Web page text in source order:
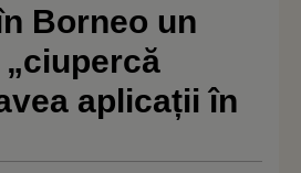
Borneo un
aplicații în